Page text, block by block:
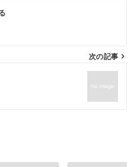
次の記事